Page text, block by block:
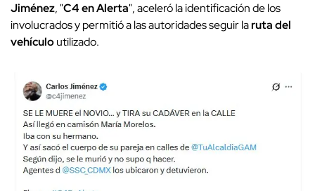
Jiménez, "C4 en Alerta", aceleró la identificación de los
involucrados y permitió a las autoridades seguir laruta del
vehículoutilizado.